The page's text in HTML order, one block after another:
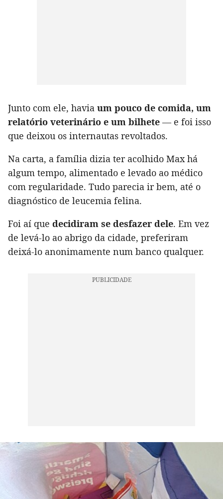
Junto com ele, havia um pouco de comida, um
relatório veterinário e um bilhete — e foi isso
que deixou os internautas revoltados.
Na carta, a família dizia ter acolhido Max há
algum tempo, alimentado e levado ao médico
com regularidade. Tudo parecia ir bem, até o
diagnóstico de leucemia felina.
Foi aí que decidiram se desfazer dele. Em vez
de levá-lo ao abrigo da cidade, preferiram
deixá-lo anonimamente num banco qualquer.